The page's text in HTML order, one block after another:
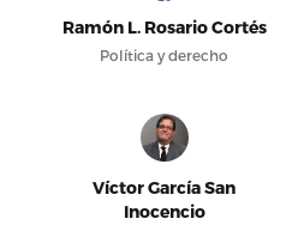
Ramón L. Rosario Cortés
Política y derecho
Víctor García San
Inocencio